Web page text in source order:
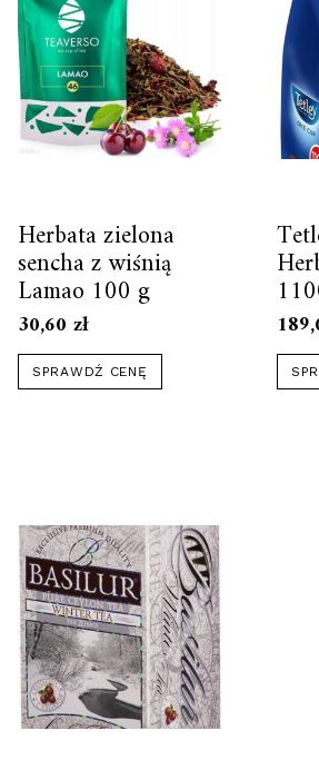
Herbata zielona
sencha z wiśnią
Lamao 100 g
30,60 zł
SPRAWDŹ CENĘ